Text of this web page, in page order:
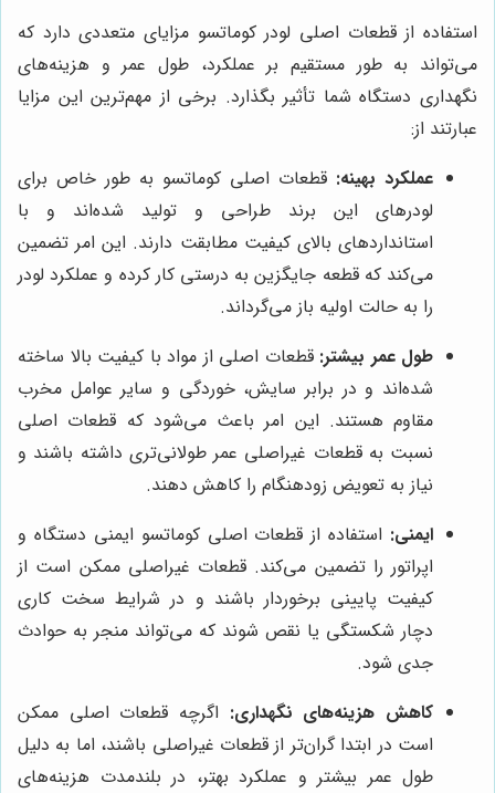
استفاده از قطعات اصلی لودر کوماتسو مزایای متعددی دارد که
می‌تواند به طور مستقیم بر عملکرد، طول عمر و هزینه‌های
نگهداری دستگاه شما تأثیر بگذارد. برخی از مهم‌ترین این مزایا
عبارتند از:
عملکرد بهینه: قطعات اصلی کوماتسو به طور خاص برای
لودرهای این برند طراحی و تولید شده‌اند و با
استانداردهای بالای کیفیت مطابقت دارند. این امر تضمین
می‌کند که قطعه جایگزین به درستی کار کرده و عملکرد لودر
را به حالت اولیه باز می‌گرداند.
طول عمر بیشتر: قطعات اصلی از مواد با کیفیت بالا ساخته
شده‌اند و در برابر سایش، خوردگی و سایر عوامل مخرب
مقاوم هستند. این امر باعث می‌شود که قطعات اصلی
نسبت به قطعات غیراصلی عمر طولانی‌تری داشته باشند و
نیاز به تعویض زودهنگام را کاهش دهند.
ایمنی: استفاده از قطعات اصلی کوماتسو ایمنی دستگاه و
اپراتور را تضمین می‌کند. قطعات غیراصلی ممکن است از
کیفیت پایینی برخوردار باشند و در شرایط سخت کاری
دچار شکستگی یا نقص شوند که می‌تواند منجر به حوادث
جدی شود.
کاهش هزینه‌های نگهداری: اگرچه قطعات اصلی ممکن
است در ابتدا گران‌تر از قطعات غیراصلی باشند، اما به دلیل
طول عمر بیشتر و عملکرد بهتر، در بلندمدت هزینه‌های